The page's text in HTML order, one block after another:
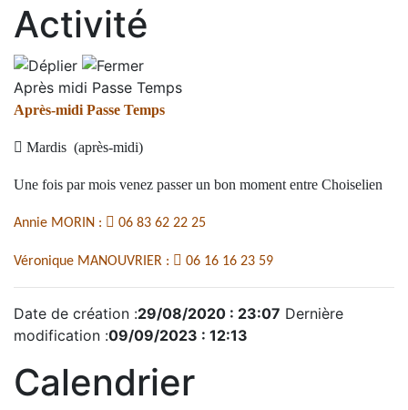
Activité
Après midi Passe Temps
Après-midi Passe Temps
 Mardis (après-midi)
Une fois par mois venez passer un bon moment entre Choiselien
Annie MORIN :  06 83 62 22 25
Véronique MANOUVRIER :  06 16 16 23 59
Date de création :29/08/2020 : 23:07 Dernière
modification :09/09/2023 : 12:13
Calendrier